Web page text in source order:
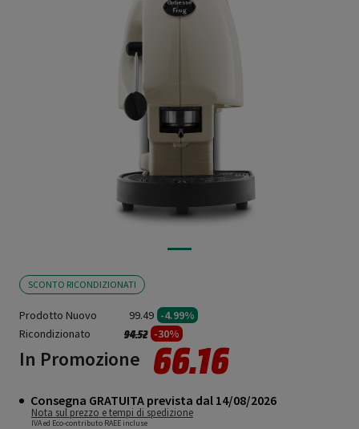
SCONTO RICONDIZIONATI
Prodotto Nuovo 99.49 -4.99%
Ricondizionato
Prezzo ridotto da
94.52a -30%
In Promozione 66.16
Consegna GRATUITA prevista dal 14/08/2026
Nota sul prezzo e tempi di spedizione
IVA ed Eco-contributo RAEE incluse